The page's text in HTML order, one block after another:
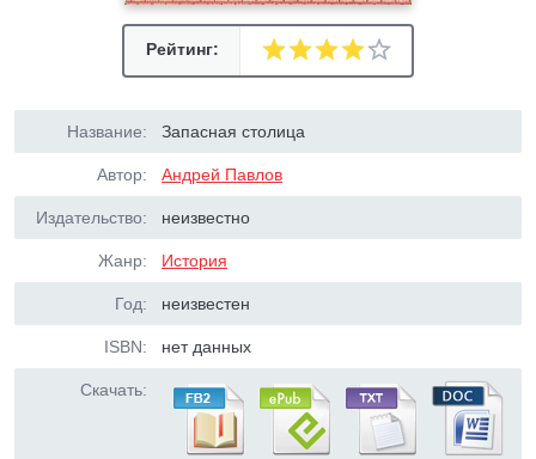
Рейтинг:
Название: Запасная столица
Автор: Андрей Павлов
Издательство: неизвестно
Жанр: История
Год: неизвестен
ISBN: нет данных
Скачать: